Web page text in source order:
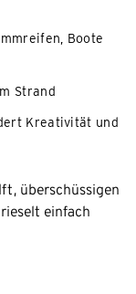
Boote
Strand
Kreativität und
überschüssigen
einfach